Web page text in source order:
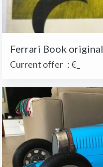
Ferrari Book original
Current offer :€_